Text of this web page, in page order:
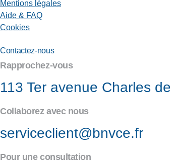
Mentions légales
Aide & FAQ
Cookies
Contactez-nous
Rapprochez-vous
113 Ter avenue Charles
Collaborez avec nous
serviceclient@bnvce.fr
Pour une consultation